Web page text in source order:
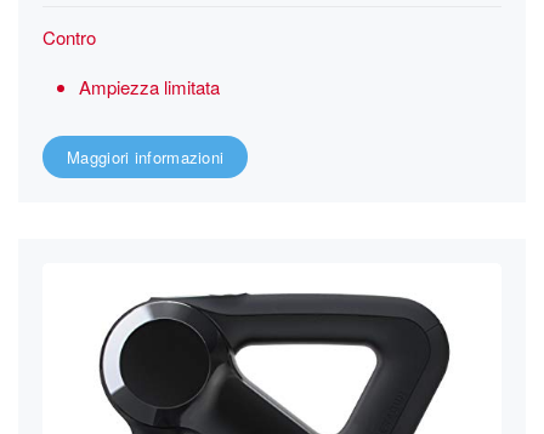
Contro
Ampiezza limitata
Maggiori informazioni